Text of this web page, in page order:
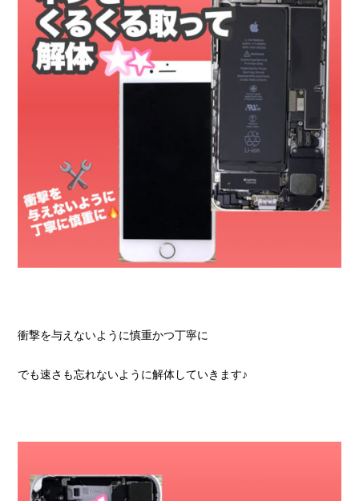
衝撃を与えないように慎重かつ丁寧に
でも速さも忘れないように解体していきます♪